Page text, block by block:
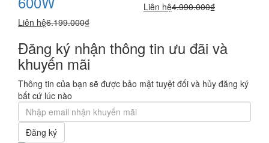
Liên hệ6.199.000₫
Liên hệ4.990.000₫
Đăng ký nhận thông tin ưu đãi và
khuyến mãi
Thông tin của bạn sẽ được bảo mật tuyệt đối và hủy đăng ký
bất cứ lúc nào
Đăng ký